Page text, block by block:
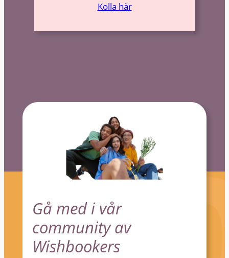
Kolla här
Gå med i vår
community av
Wishbookers